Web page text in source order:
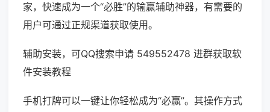
家，快速成为一个“必胜”的输赢辅助神器，有需要的
用户可通过正规渠道获取使用。
辅助安装，可QQ搜索申请 549552478 进群获取软
件安装教程
手机打牌可以一键让你轻松成为“必赢”。其操作方式